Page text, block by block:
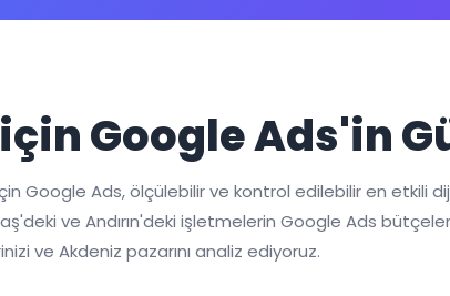
Google Ads'in
Google Ads, ölçülebilir ve kontrol edilebilir en etkili
ve Andırın'deki işletmelerin Google Ads
ve Akdeniz pazarını analiz ediyoruz.